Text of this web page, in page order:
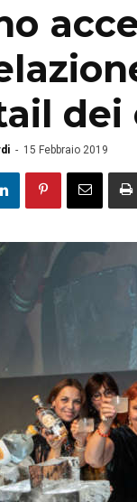
dei
- 15 Febbraio 2019